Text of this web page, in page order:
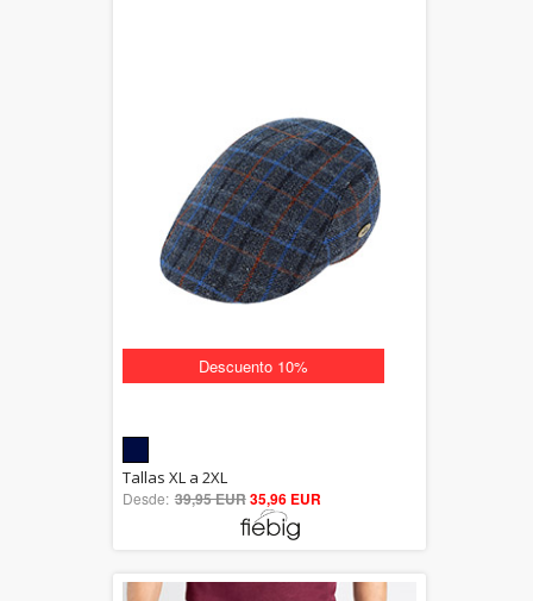
Descuento 10%
5.00
out of 5
Tallas XL a 2XL
Desde: 39,95 EUR35,96 EUR